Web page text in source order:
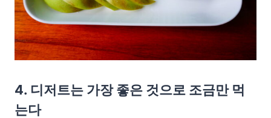
4. 디저트는 가장 좋은 것으로 조금만 먹
는다